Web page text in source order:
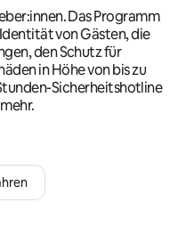
Das Programm
von Gästen, die
den Schutz für
in Höhe von bis zu
Sicherheitshotline